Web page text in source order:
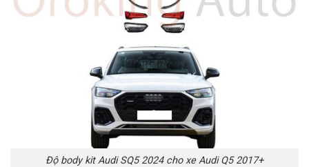
Độ body kit Audi SQ5 2024 cho xe Audi Q5 2017+